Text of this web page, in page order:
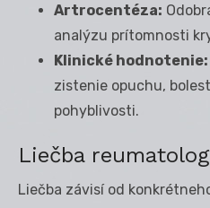
Artrocentéza:
analýzu prítomnosti
Klinické hodnotenie:
zistenie opuchu,
pohyblivosti.
Liečba
Liečba závisí od